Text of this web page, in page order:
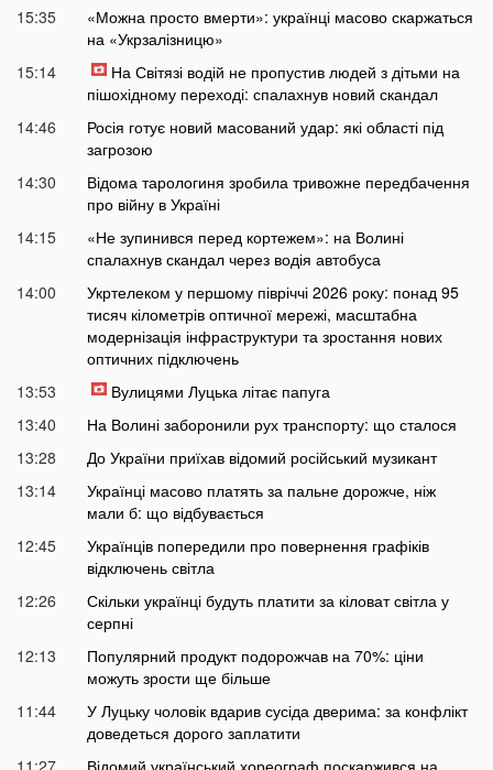
15:35
«Можна просто вмерти»: українці масово скаржаться
на «Укрзалізницю»
15:14
На Світязі водій не пропустив людей з дітьми на
пішохідному переході: спалахнув новий скандал
14:46
Росія готує новий масований удар: які області під
загрозою
14:30
Відома тарологиня зробила тривожне передбачення
про війну в Україні
14:15
«Не зупинився перед кортежем»: на Волині
спалахнув скандал через водія автобуса
14:00
Укртелеком у першому півріччі 2026 року: понад 95
тисяч кілометрів оптичної мережі, масштабна
модернізація інфраструктури та зростання нових
оптичних підключень
13:53
Вулицями Луцька літає папуга
13:40
На Волині заборонили рух транспорту: що сталося
13:28
До України приїхав відомий російський музикант
13:14
Українці масово платять за пальне дорожче, ніж
мали б: що відбувається
12:45
Українців попередили про повернення графіків
відключень світла
12:26
Скільки українці будуть платити за кіловат світла у
серпні
12:13
Популярний продукт подорожчав на 70%: ціни
можуть зрости ще більше
11:44
У Луцьку чоловік вдарив сусіда дверима: за конфлікт
доведеться дорого заплатити